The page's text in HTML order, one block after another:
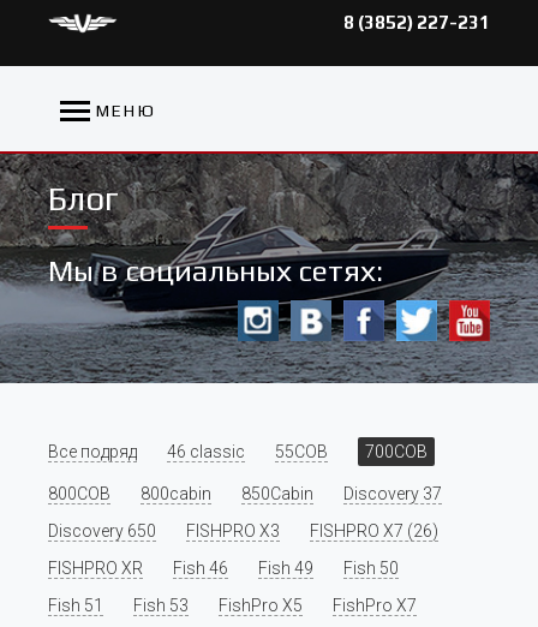
8 (3852) 227-231
МЕНЮ
Блог
Мы в социальных сетях:
Все подряд 46 classic 55COB 700COB
800COB 800cabin 850Cabin
Discovery 37
Discovery 650
FISHPRO X3
FISHPRO X7 (26)
FISHPRO XR
Fish 46 Fish 49
Fish 50
Fish 51
Fish 53 FishPro X5
FishPro X7